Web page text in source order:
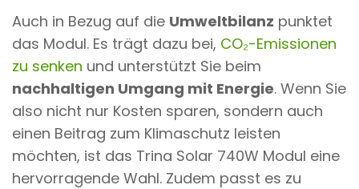
Auch in Bezug auf die Umweltbilanz punktet
das Modul. Es trägt dazu bei, CO₂-Emissionen
zu senken und unterstützt Sie beim
nachhaltigen Umgang mit Energie. Wenn Sie
also nicht nur Kosten sparen, sondern auch
einen Beitrag zum Klimaschutz leisten
möchten, ist das Trina Solar 740W Modul eine
hervorragende Wahl. Zudem passt es zu